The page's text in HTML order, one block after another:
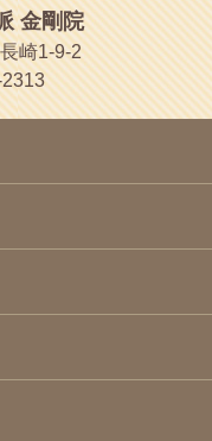
金剛院
崎1-9-2